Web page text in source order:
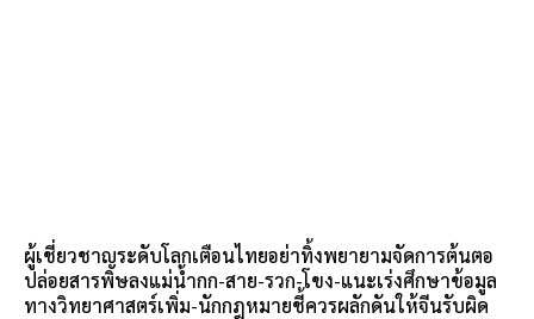
ผู้เชี่ยวชาญระดับโลกเตือนไทยอย่าทิ้งพยายามจัดการต้นตอ
ปล่อยสารพิษลงแม่น้ำกก-สาย-รวก-โขง-แนะเร่งศึกษาข้อมูล
ทางวิทยาศาสตร์เพิ่ม-นักกฎหมายชี้ควรผลักดันให้จีนรับผิด